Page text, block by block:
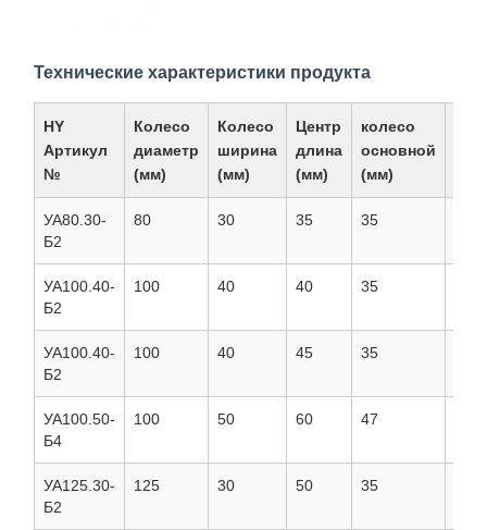
Технические характеристики продукта
HY
Артикул
№
Колесо
диаметр
(мм)
Колесо
ширина
(мм)
Центр
длина
(мм)
колесо
основной
(мм)
УА80.30-
Б2
80 30 35 35
УА100.40-
Б2
100 40 40 35
УА100.40-
Б2
100 40 45 35
УА100.50-
Б4
100 50 60 47
УА125.30-
Б2
125 30 50 35